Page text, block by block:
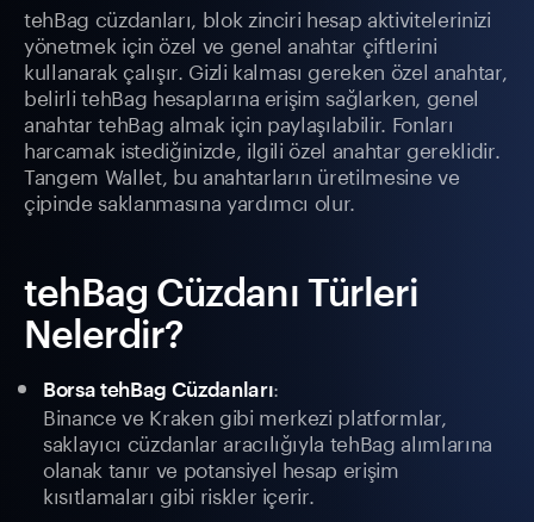
tehBag cüzdanları, blok zinciri hesap aktivitelerinizi
yönetmek için özel ve genel anahtar çiftlerini
kullanarak çalışır. Gizli kalması gereken özel anahtar,
belirli tehBag hesaplarına erişim sağlarken, genel
anahtar tehBag almak için paylaşılabilir. Fonları
harcamak istediğinizde, ilgili özel anahtar gereklidir.
Tangem Wallet, bu anahtarların üretilmesine ve
çipinde saklanmasına yardımcı olur.
tehBag Cüzdanı Türleri
Nelerdir?
Borsa tehBag Cüzdanları:
Binance ve Kraken gibi merkezi platformlar,
saklayıcı cüzdanlar aracılığıyla tehBag alımlarına
olanak tanır ve potansiyel hesap erişim
kısıtlamaları gibi riskler içerir.